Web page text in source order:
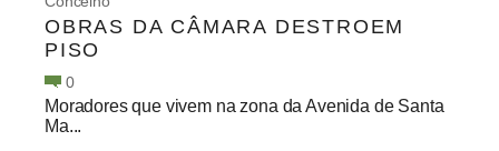
OBRAS DA CÂMARA DESTROEM
PISO
0
Moradores que vivem na zona da Avenida de Santa
Ma...